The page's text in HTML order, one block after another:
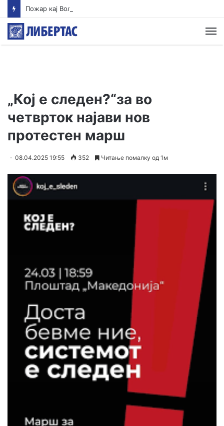
„Кој е следен?“за во
четврток најави нов
протестен марш
08.04.2025 19:55 352 Читање помалку од 1м